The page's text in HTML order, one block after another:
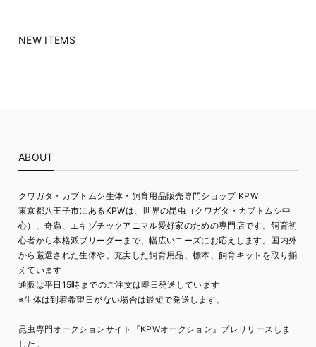
NEW ITEMS
ABOUT
クワガタ・カブトムシ生体・飼育用品販売専門ショップ KPW
東京都八王子市にあるKPWは、世界の昆虫（クワガタ・カブトムシ中
心）、奇蟲、エキゾチックアニマル愛好家のための専門店です。飼育初
心者から本格派ブリーダーまで、幅広いニーズにお応えします。国内外
から厳選された生体や、充実した飼育用品、標本、飼育キットを取り揃
えています
通販は平日15時までのご注文は即日発送しています
※生体は到着希望日がない場合は最短で発送します。
昆虫専門オークションサイト『KPWオークション』プレリリースしま
した。